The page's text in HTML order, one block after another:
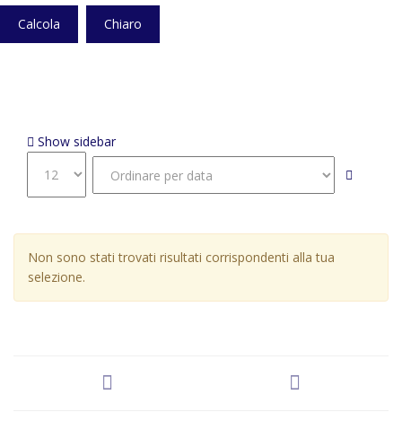
Calcola Chiaro
Show sidebar
Non sono stati trovati risultati corrispondenti alla tua
selezione.